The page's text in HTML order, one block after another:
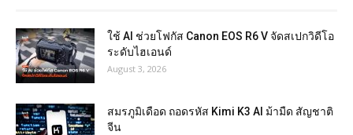
ใช้ AI ช่วยโฟกัส Canon EOS R6 V จัดสเปกวิดีโอ
ระดับไฮเอนด์
August 3, 2026
สมรภูมิเดือด ถอดรหัส Kimi K3 AI ม้ามืด สัญชาติ
จีน